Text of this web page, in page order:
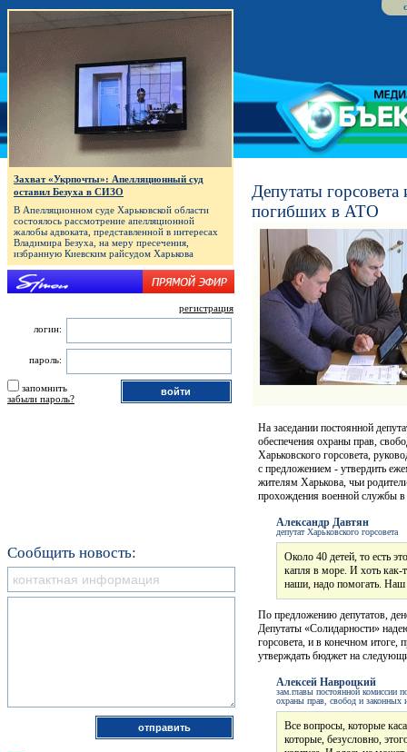
Депутаты
погибших в АТО
На заседании постоянной
обеспечения охраны прав,
Харьковского горсовета,
с предложением - утвердить
жителям Харькова, чьи
прохождения военной службы
Александр Давтян
депутат Харьковского горсовета
Около 40 детей, то есть
капля в море. И хоть как-
наши, надо помогать. Наш
По предложению депутатов,
Депутаты «Солидарности»
горсовета, и в конечном итоге,
утверждать бюджет на
Алексей Навроцкий
зам.главы постоянной комиссии
охраны прав, свобод и законных
Все вопросы, которые
которые, безусловно,
Захват «Укрпочты»: Апелляционный суд
оставил Безуха в СИЗО
В Апелляционном суде Харьковской области
состоялось рассмотрение апелляционной
жалобы адвоката, представленной в интересах
Владимира Безуха, на меру пресечения,
избранную Киевским райсудом Харькова
регистрация
логин:
пароль:
запомнить
забыли пароль?
Сообщить новость: